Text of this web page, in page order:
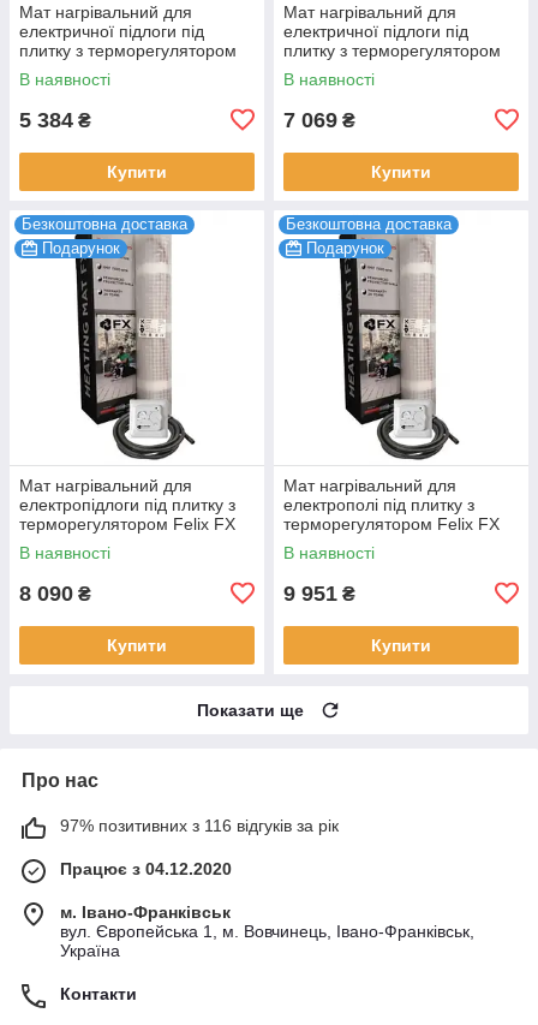
Мат нагрівальний для
електричної підлоги під
плитку з терморегулятором
Felix FX 3.0 м2 (6 мп) 450 Вт
В наявності
5 384 ₴
Купити
Мат нагрівальний для
електричної підлоги під
плитку з терморегулятором
Felix FX 4.0 м2 (8 мп) 600 Вт
В наявності
7 069 ₴
Купити
Безкоштовна доставка
Подарунок
Мат нагрівальний для
електропідлоги під плитку з
терморегулятором Felix FX
5.0 м2 (10 мп) 750 Вт
В наявності
8 090 ₴
Купити
Безкоштовна доставка
Подарунок
Мат нагрівальний для
електрополі під плитку з
терморегулятором Felix FX
6.0 м2 (12 мп) 900 Вт
В наявності
9 951 ₴
Купити
Показати ще
Про нас
97% позитивних з 116 відгуків за рік
Працює з 04.12.2020
м. Івано-Франківськ
вул. Європейська 1, м. Вовчинець, Івано-Франківськ,
Україна
Контакти